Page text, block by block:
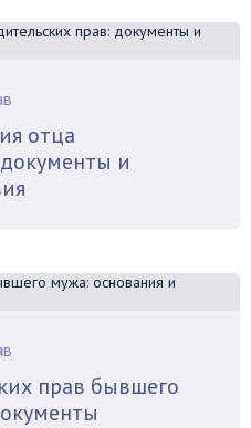
отца
и
прав бывшего